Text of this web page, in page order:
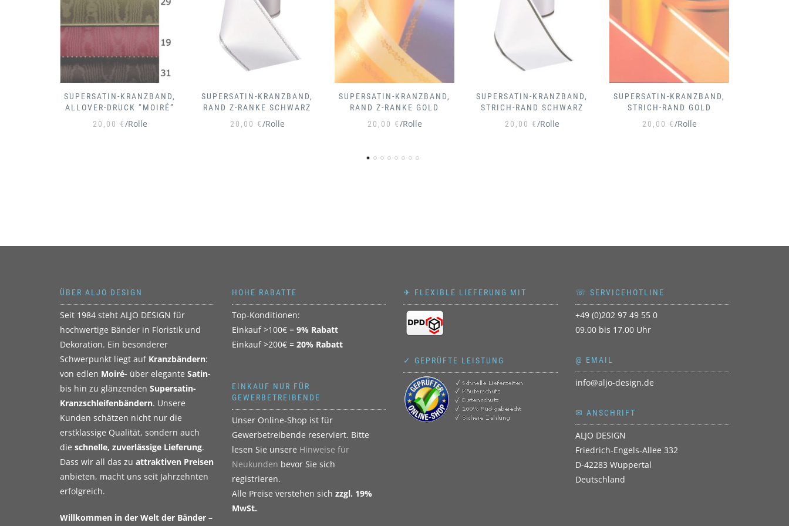
SUPERSATIN-KRANZBAND,
RAND Z-RANKE SCHWARZ
20,00 €/Rolle
SUPERSATIN-KRANZBAND,
RAND Z-RANKE GOLD
20,00 €/Rolle
SUPERSATIN-KRANZBAND,
STRICH-RAND SCHWARZ
20,00 €/Rolle
SUPERSATIN-KRANZBAND,
STRICH-RAND GOLD
20,00 €/Rolle
SUPERSATIN-KRANZBAND,
EFEU-RAND SCHWARZ
20,00 €/Rolle
ÜBER ALJO DESIGN
Seit 1984 steht ALJO DESIGN für
hochwertige Bänder in Floristik und
Dekoration. Ein besonderer
Schwerpunkt liegt auf Kranzbändern:
von edlen Moiré- über elegante Satin-
bis hin zu glänzenden Supersatin-
Kranzschleifenbändern. Unsere
Kunden schätzen nicht nur die
erstklassige Qualität, sondern auch
die schnelle, zuverlässige Lieferung.
Dass wir all das zu attraktiven Preisen
anbieten, macht uns seit Jahrzehnten
erfolgreich.
Willkommen in der Welt der Bänder –
HOHE RABATTE
Top-Konditionen:
Einkauf >100€ = 9% Rabatt
Einkauf >200€ = 20% Rabatt
EINKAUF NUR FÜR
GEWERBETREIBENDE
Unser Online-Shop ist für
Gewerbetreibende reserviert. Bitte
lesen Sie unsere Hinweise für
Neukunden bevor Sie sich
registrieren.
Alle Preise verstehen sich zzgl. 19%
MwSt.
✈ FLEXIBLE LIEFERUNG MIT
✓ GEPRÜFTE LEISTUNG
☏ SERVICEHOTLINE
+49 (0)202 97 49 55 0
09.00 bis 17.00 Uhr
@ EMAIL
info@aljo-design.de
✉ ANSCHRIFT
ALJO DESIGN
Friedrich-Engels-Allee 332
D-42283 Wuppertal
Deutschland